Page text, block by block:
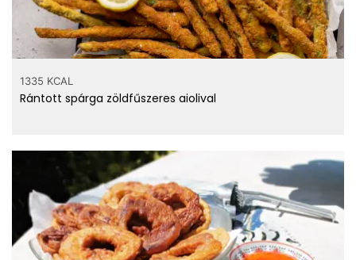
1335 KCAL
Rántott spárga zöldfűszeres aiolival